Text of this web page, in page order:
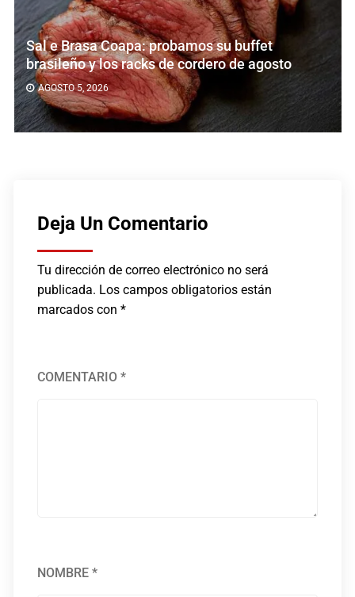
Sal e Brasa Coapa: probamos su buffet
brasileño y los racks de cordero de agosto
AGOSTO 5, 2026
Deja Un Comentario
Tu dirección de correo electrónico no será
publicada. Los campos obligatorios están
marcados con*
COMENTARIO*
NOMBRE*